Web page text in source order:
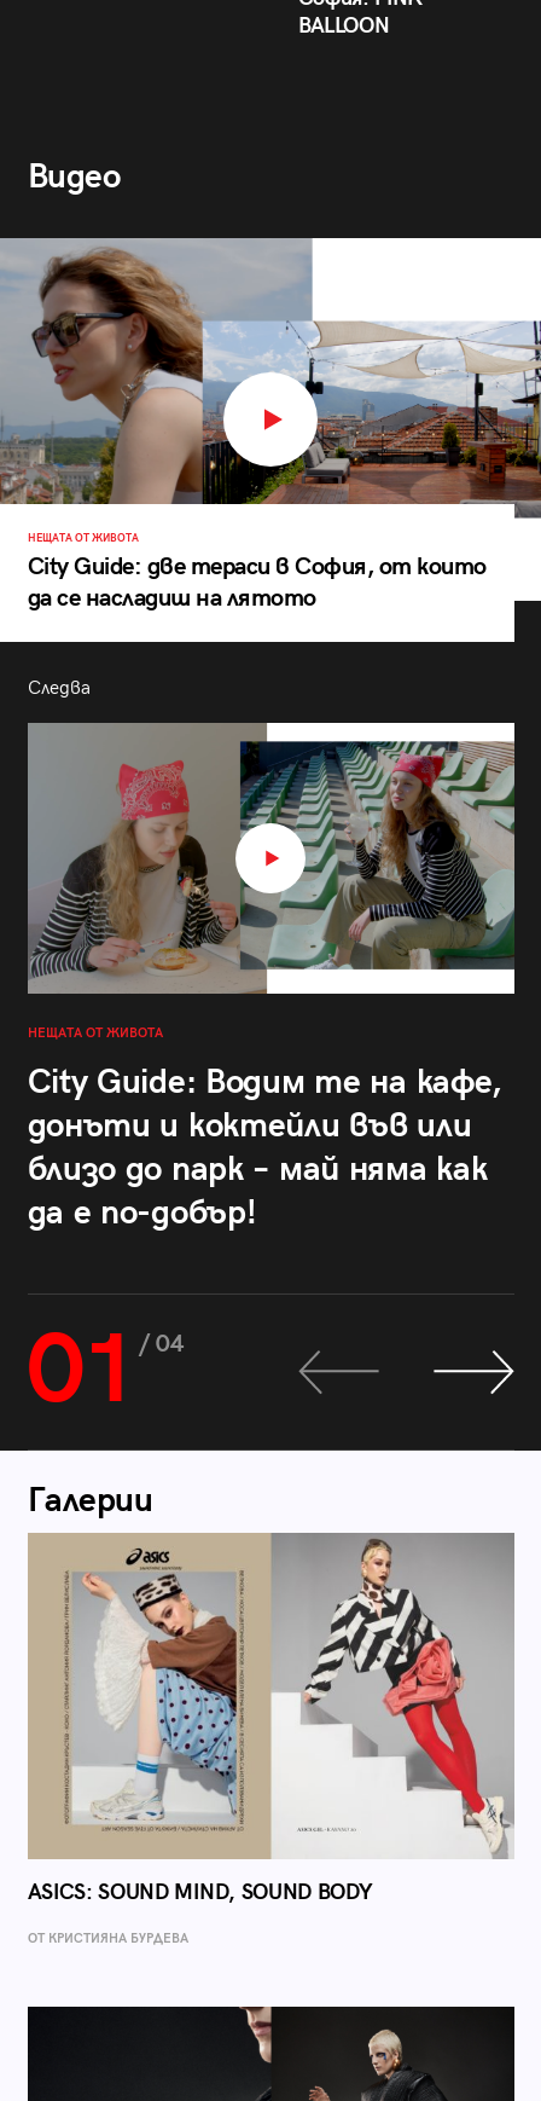
BALLOON
Видео
НЕЩАТА ОТ ЖИВОТА
City Guide: две тераси в София, от които
да се насладиш на лятото
Следва
НЕЩАТА ОТ ЖИВОТА
City Guide: Водим те на кафе,
донъти и коктейли във или
близо до парк – май няма как
да е по-добър!
01 / 04
Галерии
ASICS: SOUND MIND, SOUND BODY
ОТ КРИСТИЯНА БУРДЕВА